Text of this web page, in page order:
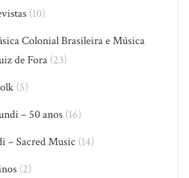
(10)
Colonial Brasileira e Música
de Fora (23)
(5)
– 50 anos(16)
– Sacred Music (14)
(2)